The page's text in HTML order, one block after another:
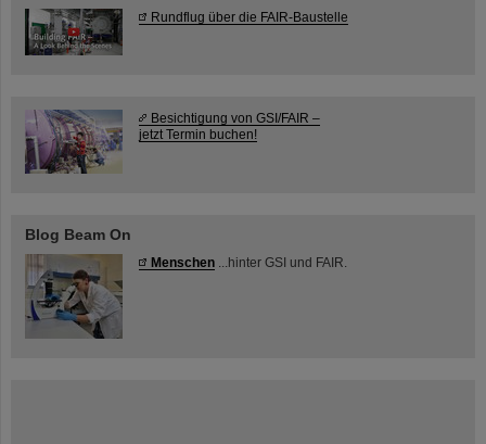
Rundflug über die FAIR-Baustelle
Besichtigung von GSI/FAIR –
jetzt Termin buchen!
Blog Beam On
Menschen ...hinter GSI und FAIR.